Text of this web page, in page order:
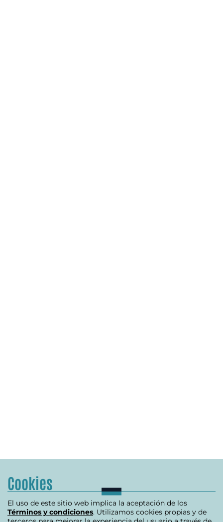
Cookies
El uso de este sitio web implica la aceptación de los
Términos y condiciones. Utilizamos cookies propias y de